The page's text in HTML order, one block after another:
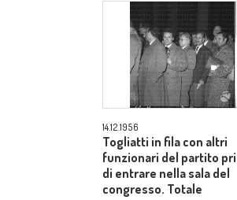
14.12.1956
Togliatti in fila con altri
funzionari del partito
di entrare nella sala del
congresso. Totale